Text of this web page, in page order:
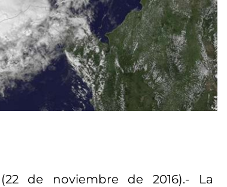
de noviembre de 2016).- La